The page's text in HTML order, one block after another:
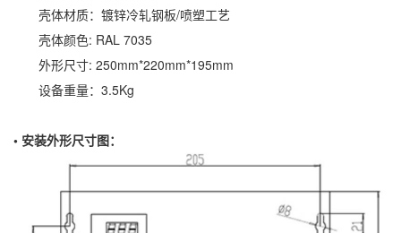
壳体材质：镀锌冷轧钢板/喷塑工艺
壳体颜色: RAL 7035
外形尺寸: 250mm*220mm*195mm
设备重量：3.5Kg
• 安装外形尺寸图：